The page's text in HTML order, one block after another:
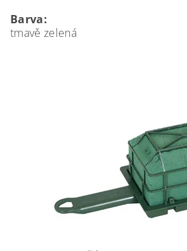
Barva:
tmavě zelená